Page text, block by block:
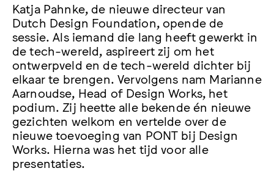
Katja Pahnke, de nieuwe directeur van
Dutch Design Foundation, opende de
sessie. Als iemand die lang heeft gewerkt in
de tech-wereld, aspireert zij om het
ontwerpveld en de tech-wereld dichter bij
elkaar te brengen. Vervolgens nam Marianne
Aarnoudse, Head of Design Works, het
podium. Zij heette alle bekende én nieuwe
gezichten welkom en vertelde over de
nieuwe toevoeging van PONT bij Design
Works. Hierna was het tijd voor alle
presentaties.